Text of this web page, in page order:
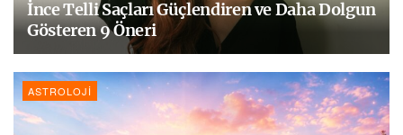
İnce Telli Saçları Güçlendiren ve Daha Dolgun
Gösteren 9 Öneri
ASTROLOJI